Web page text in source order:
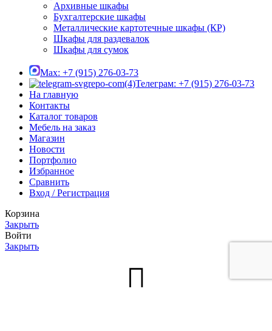
Архивные шкафы
Бухгалтерские шкафы
Металлические картотечные шкафы (КР)
Шкафы для раздевалок
Шкафы для сумок
Max: +7 (915) 276-03-73
Телеграм: +7 (915) 276-03-73
На главную
Контакты
Каталог товаров
Мебель на заказ
Магазин
Новости
Портфолио
Избранное
Сравнить
Вход / Регистрация
Корзина
Закрыть
Войти
Закрыть